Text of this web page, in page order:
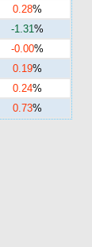
0.28%
-1.31%
-0.00%
0.19%
0.24%
0.73%